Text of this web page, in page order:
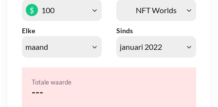
Elke Sinds
$
Totale waarde
---